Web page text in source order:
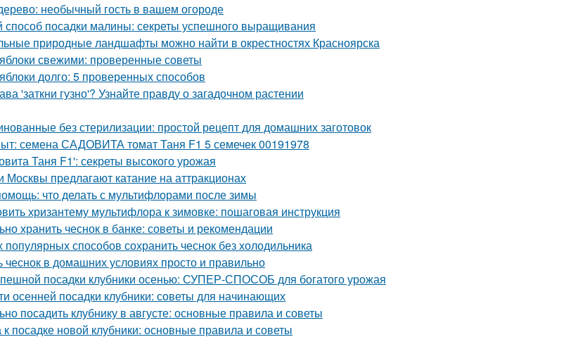
необычный гость в вашем огороде
посадки малины: секреты успешного выращивания
природные ландшафты можно найти в окрестностях Красноярска
свежими: проверенные советы
долго: 5 проверенных способов
'заткни гузно'? Узнайте правду о загадочном растении
без стерилизации: простой рецепт для домашних заготовок
семена САДОВИТА томат Таня F1 5 семечек 00191978
Таня F1': секреты высокого урожая
Москвы предлагают катание на аттракционах
что делать с мультифлорами после зимы
хризантему мультифлора к зимовке: пошаговая инструкция
хранить чеснок в банке: советы и рекомендации
способов сохранить чеснок без холодильника
чеснок в домашних условиях просто и правильно
посадки клубники осенью: СУПЕР-СПОСОБ для богатого урожая
осенней посадки клубники: советы для начинающих
посадить клубнику в августе: основные правила и советы
к посадке новой клубники: основные правила и советы